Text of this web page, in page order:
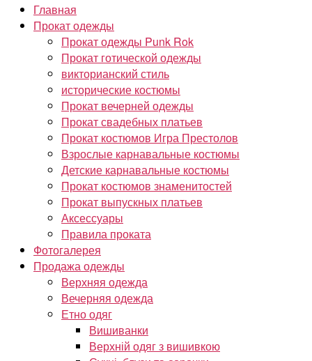
Главная
Прокат одежды
Прокат одежды Punk Rok
Прокат готической одежды
викторианский стиль
исторические костюмы
Прокат вечерней одежды
Прокат свадебных платьев
Прокат костюмов Игра Престолов
Взрослые карнавальные костюмы
Детские карнавальные костюмы
Прокат костюмов знаменитостей
Прокат выпускных платьев
Аксессуары
Правила проката
Фотогалерея
Продажа одежды
Верхняя одежда
Вечерняя одежда
Етно одяг
Вишиванки
Верхній одяг з вишивкою